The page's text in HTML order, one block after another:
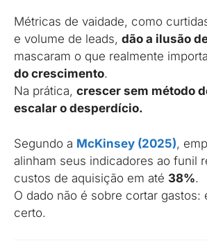
Métricas de vaidade, como
e volume de leads, dão a ilusão
mascaram o que realmente
do crescimento.
Na prática, crescer sem método
escalar o desperdício.
Segundo a McKinsey (2025),
alinham seus indicadores ao funil
custos de aquisição em até 38%.
O dado não é sobre cortar gastos:
certo.